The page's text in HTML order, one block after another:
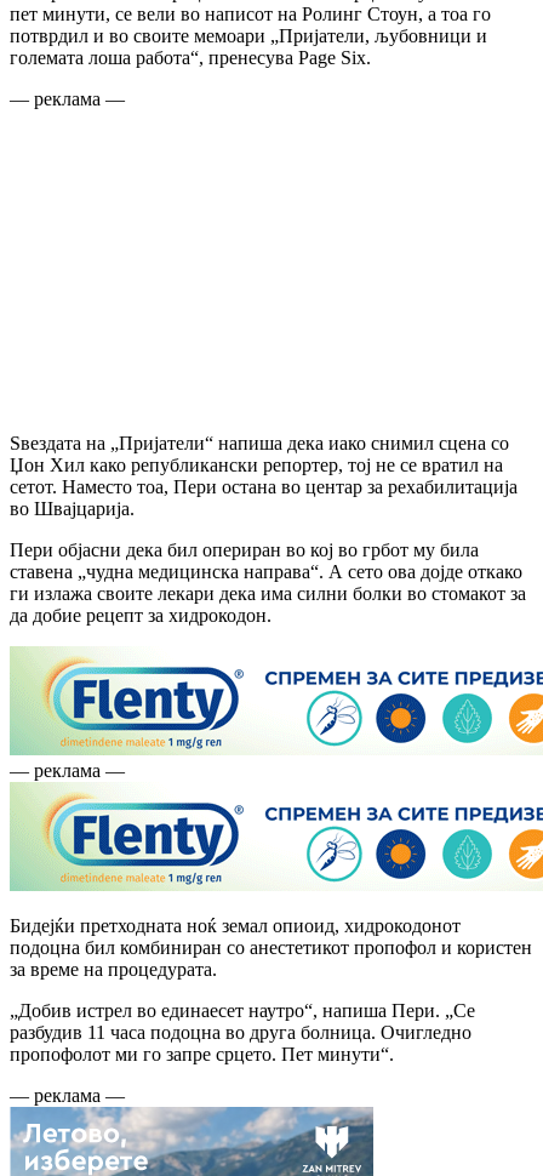
пет минути, се вели во написот на Ролинг Стоун, а тоа го
потврдил и во своите мемоари „Пријатели, љубовници и
големата лоша работа“, пренесува Page Six.
— реклама —
Ѕвездата на „Пријатели“ напиша дека иако снимил сцена со
Џон Хил како републикански репортер, тој не се вратил на
сетот. Наместо тоа, Пери остана во центар за рехабилитација
во Швајцарија.
Пери објасни дека бил опериран во кој во грбот му била
ставена „чудна медицинска направа“. А сето ова дојде откако
ги излажа своите лекари дека има силни болки во стомакот за
да добие рецепт за хидрокодон.
— реклама —
Бидејќи претходната ноќ земал опиоид, хидрокодонот
подоцна бил комбиниран со анестетикот пропофол и користен
за време на процедурата.
„Добив истрел во единаесет наутро“, напиша Пери. „Се
разбудив 11 часа подоцна во друга болница. Очигледно
пропофолот ми го запре срцето. Пет минути“.
— реклама —